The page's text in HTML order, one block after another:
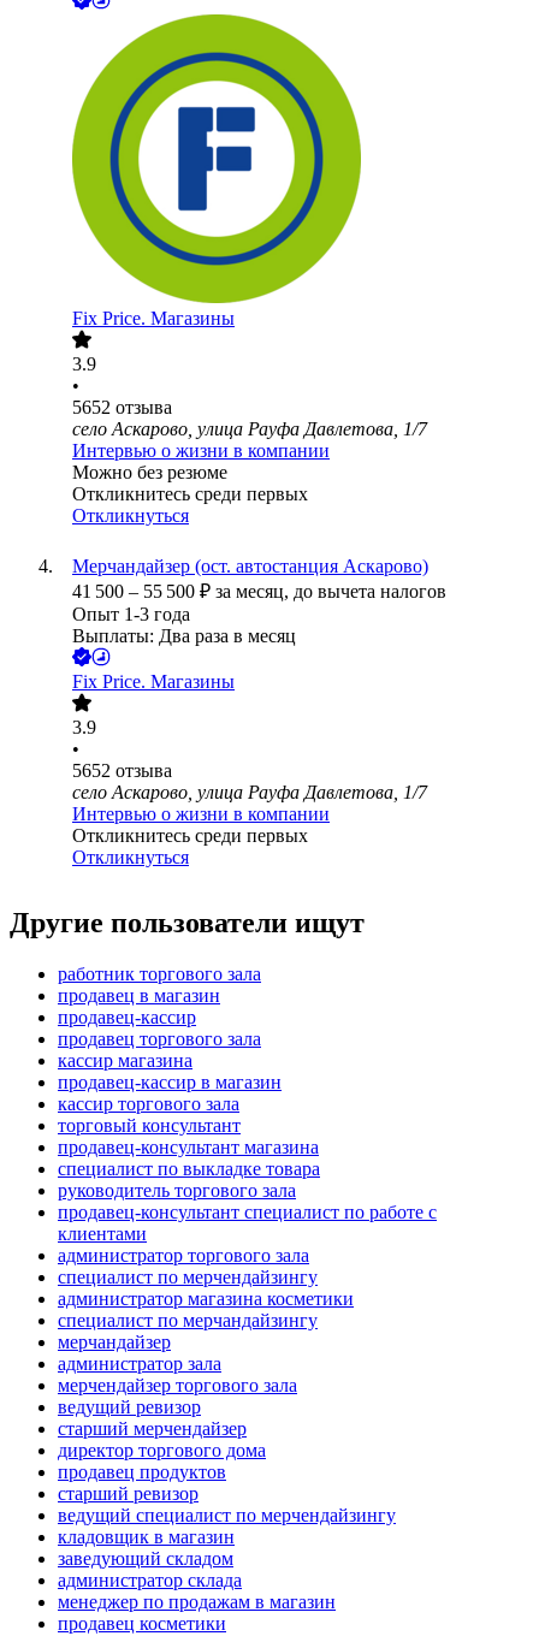
Fix Price. Магазины
3.9
•
5652 отзыва
село Аскарово, улица Рауфа Давлетова, 1/7
Интервью о жизни в компании
Можно без резюме
Откликнитесь среди первых
Откликнуться
Мерчандайзер (ост. автостанция Аскарово)
41 500 – 55 500 ₽ за месяц, до вычета налогов
Опыт 1-3 года
Выплаты: Два раза в месяц
Fix Price. Магазины
3.9
•
5652 отзыва
село Аскарово, улица Рауфа Давлетова, 1/7
Интервью о жизни в компании
Откликнитесь среди первых
Откликнуться
Другие пользователи ищут
работник торгового зала
продавец в магазин
продавец-кассир
продавец торгового зала
кассир магазина
продавец-кассир в магазин
кассир торгового зала
торговый консультант
продавец-консультант магазина
специалист по выкладке товара
руководитель торгового зала
продавец-консультант специалист по работе с
клиентами
администратор торгового зала
специалист по мерчендайзингу
администратор магазина косметики
специалист по мерчандайзингу
мерчандайзер
администратор зала
мерчендайзер торгового зала
ведущий ревизор
старший мерчендайзер
директор торгового дома
продавец продуктов
старший ревизор
ведущий специалист по мерчендайзингу
кладовщик в магазин
заведующий складом
администратор склада
менеджер по продажам в магазин
продавец косметики